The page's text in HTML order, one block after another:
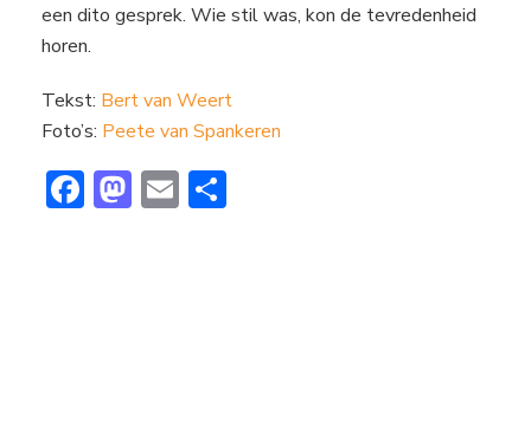
een dito gesprek. Wie stil was, kon de tevredenheid
horen.
Tekst: Bert van Weert
Foto’s: Peete van Spankeren
F M E